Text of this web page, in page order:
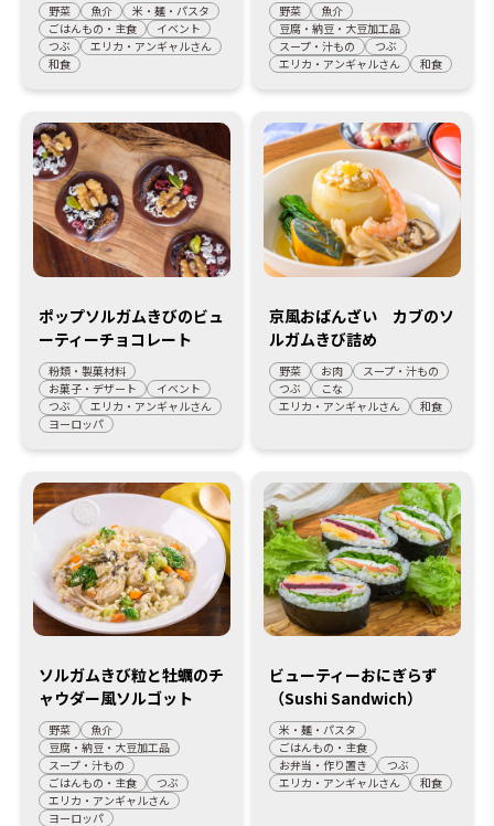
野菜 魚介
米・麺・パスタ
ごはんもの・主食
イベント
つぶ
エリカ・アンギャルさん
和食
野菜
魚介
豆腐・納豆・大豆加工品
スープ・汁もの
つぶ
エリカ・アンギャルさん
和食
ポップソルガムきびのビュ
ーティーチョコレート
粉類・製菓材料
お菓子・デザート
イベント
つぶ
エリカ・アンギャルさん
ヨーロッパ
京風おばんざい カブのソ
ルガムきび詰め
野菜 お肉
スープ・汁もの
つぶ
こな
エリカ・アンギャルさん
和食
ソルガムきび粒と牡蠣のチ
ャウダー風ソルゴット
野菜
魚介
豆腐・納豆・大豆加工品
スープ・汁もの
ごはんもの・主食
つぶ
エリカ・アンギャルさん
ヨーロッパ
ビューティーおにぎらず
（Sushi Sandwich）
米・麺・パスタ
ごはんもの・主食
お弁当・作り置き
つぶ
エリカ・アンギャルさん
和食